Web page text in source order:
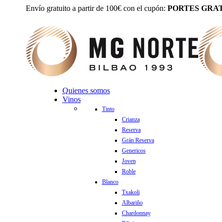
Envío gratuito a partir de 100€ con el cupón: PORTES
Quienes somos
Vinos
Tinto
Crianza
Reserva
Grán Reserva
Genericos
Joven
Roble
Blanco
Txakoli
Albariño
Chardonnay